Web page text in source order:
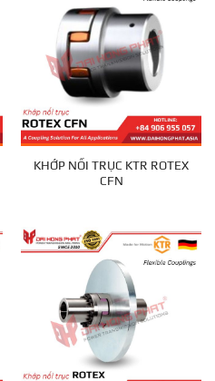
KHỚP NỐI TRỤC KTR ROTEX
CFN